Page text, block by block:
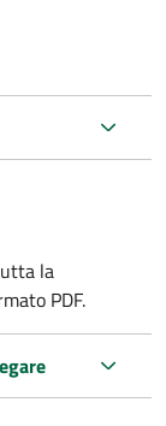
la
PDF.